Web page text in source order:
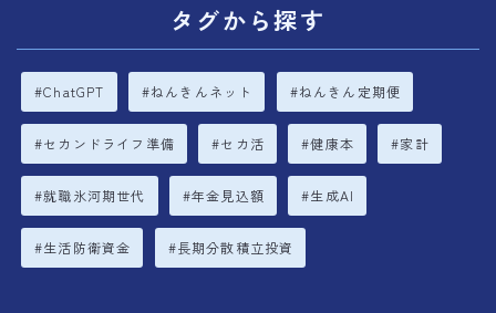
タグから探す
ChatGPT ねんきんネット ねんきん定期便
セカンドライフ準備 セカ活 健康本 家計
就職氷河期世代 年金見込額 生成AI
生活防衛資金 長期分散積立投資